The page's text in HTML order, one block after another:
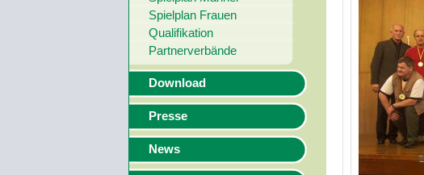
Spielplan Frauen
Qualifikation
Partnerverbände
Download
Presse
News